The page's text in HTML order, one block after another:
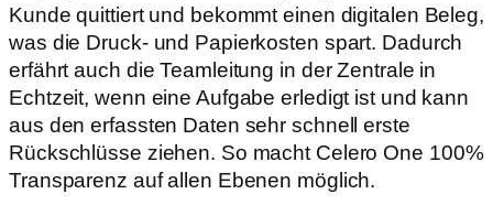
Kunde quittiert und bekommt einen digitalen Beleg,
was die Druck- und Papierkosten spart. Dadurch
erfährt auch die Teamleitung in der Zentrale in
Echtzeit, wenn eine Aufgabe erledigt ist und kann
aus den erfassten Daten sehr schnell erste
Rückschlüsse ziehen. So macht Celero One 100%
Transparenz auf allen Ebenen möglich.